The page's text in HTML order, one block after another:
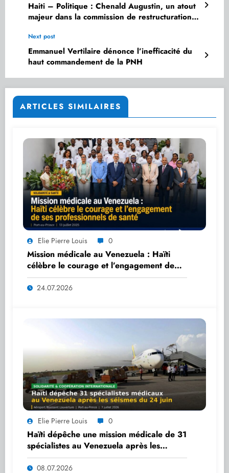
Haiti – Politique : Chenald Augustin, un atout
majeur dans la commission de restructuration
Next post
Emmanuel Vertilaire dénonce l’inefficacité du
haut commandement de la PNH
ARTICLES SIMILAIRES
Elie Pierre Louis 0
Mission médicale au Venezuela : Haïti
célèbre le courage et l’engagement de
ses professionnels de santé
24.07.2026
Elie Pierre Louis 0
Haïti dépêche une mission médicale de 31
spécialistes au Venezuela après les
séismes du 24 juin
08.07.2026